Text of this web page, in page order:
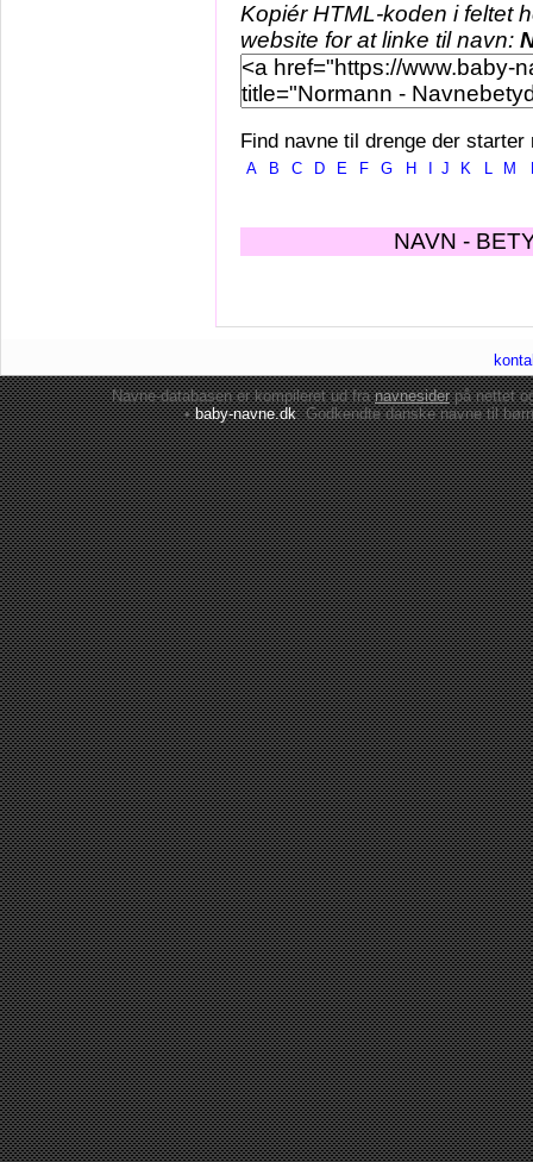
Kopiér HTML-koden i feltet
website for at linke til navn:
Find navne til drenge der starter
A B C D E F G H J K L M
NAVN -
Navne-databasen er kompileret ud franavnesiderpå nettet
•baby-navne.dk: Godkendte danskenavne til børn